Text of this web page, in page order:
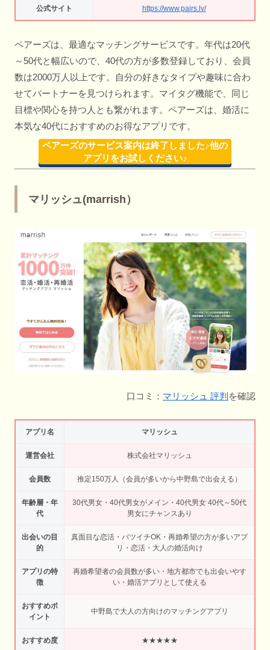
公式サイト https://www.pairs.lv/
ペアーズは、最適なマッチングサービスです。年代は20代
～50代と幅広いので、40代の方が多数登録しており、会員
数は2000万人以上です。自分の好きなタイプや趣味に合わ
せてパートナーを見つけられます。マイタグ機能で、同じ
目標や関心を持つ人とも繋がれます。ペアーズは、婚活に
本気な40代におすすめのお得なアプリです。
ペアーズのサービス案内は終了しました♪他の
アプリをお試しください♪
マリッシュ(marrish）
口コミ： マリッシュ 評判 を確認
アプリ名 マリッシュ
運営会社 株式会社マリッシュ
会員数 推定150万人（会員が多いから中野島で出会える）
年齢層・年
代
30代男女・40代男女がメイン・40代男女 40代～50代
男女にチャンスあり
出会いの目
的
真面目な恋活・バツイチOK・再婚希望の方が多いアプ
リ・恋活・大人の婚活向け
アプリの特
徴
再婚希望者の会員数が多い・地方都市でも出会いやす
い・婚活アプリとして使える
おすすめポ
イント
中野島で大人の方向けのマッチングアプリ
おすすめ度 ★★★★★